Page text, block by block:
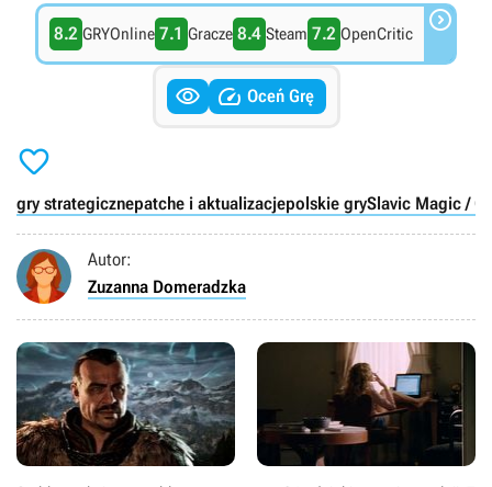
8.2 GRYOnline 7.1 Gracze 8.4 Steam 7.2 OpenCritic 
  Oceń Grę

gry strategicznepatche i aktualizacjepolskie grySlavic Magic /
Autor:
Zuzanna Domeradzka